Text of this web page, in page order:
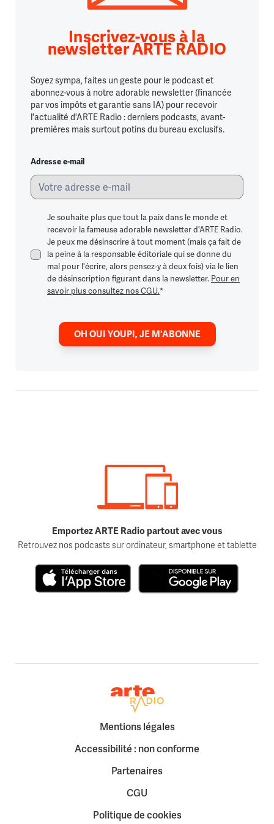
Inscrivez-vous à la
newsletter ARTE RADIO
Soyez sympa, faites un geste pour le podcast et
abonnez-vous à notre adorable newsletter (financée
par vos impôts et garantie sans IA) pour recevoir
l'actualité d'ARTE Radio : derniers podcasts, avant-
premières mais surtout potins du bureau exclusifs.
Adresse e-mail
Je souhaite plus que tout la paix dans le monde et
recevoir la fameuse adorable newsletter d'ARTE Radio.
Je peux me désinscrire à tout moment (mais ça fait de
la peine à la responsable éditoriale qui se donne du
mal pour l'écrire, alors pensez-y à deux fois) via le lien
de désinscription figurant dans la newsletter. Pour en
savoir plus consultez nos CGU.*
OH OUI YOUPI, JE M'ABONNE
Emportez ARTE Radio partout avec vous
Retrouvez nos podcasts sur ordinateur, smartphone et tablette
Retour à la page d'accueil
Mentions légales
Accessibilité : non conforme
Partenaires
CGU
Politique de cookies